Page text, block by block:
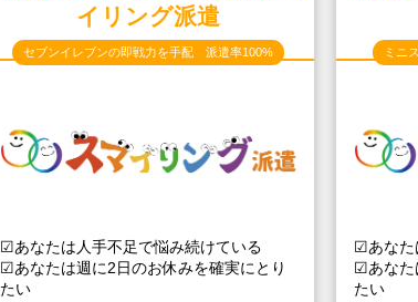
イリング派遣
セブンイレブンの即戦力を手配 派遣率100%
☑あなたは人手不足で悩み続けている
☑あなたは週に2日のお休みを確実にとり
たい
ミニ
☑あなた
☑あなた
たい